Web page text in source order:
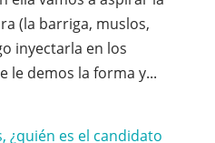
(la barriga, muslos,
inyectarla en los
le demos la forma y...